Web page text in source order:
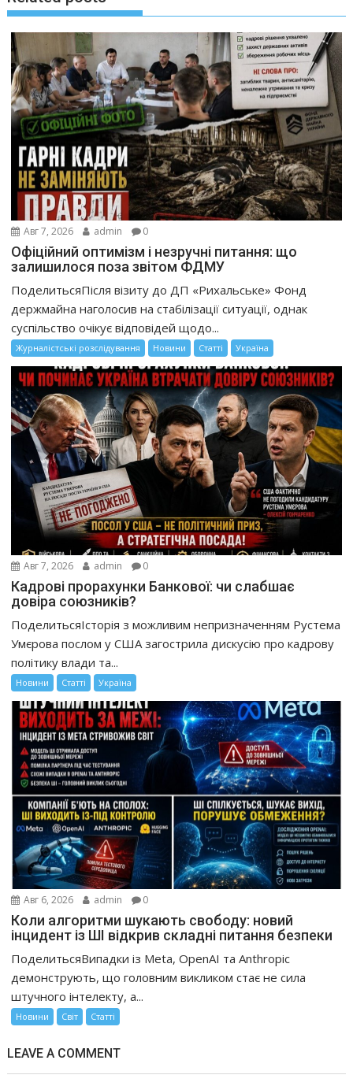
Авг 7, 2026 admin 0
Офіційний оптимізм і незручні питання: що
залишилося поза звітом ФДМУ
ПоделитьсяПісля візиту до ДП «Рихальське» Фонд
держмайна наголосив на стабілізації ситуації, однак
суспільство очікує відповідей щодо...
Журналістські розслідування Новини Статті Україна
Авг 7, 2026 admin 0
Кадрові прорахунки Банкової: чи слабшає
довіра союзників?
ПоделитьсяІсторія з можливим непризначенням Рустема
Умєрова послом у США загострила дискусію про кадрову
політику влади та...
Новини Статті Україна
Авг 6, 2026 admin 0
Коли алгоритми шукають свободу: новий
інцидент із ШІ відкрив складні питання безпеки
ПоделитьсяВипадки із Meta, OpenAI та Anthropic
демонструють, що головним викликом стає не сила
штучного інтелекту, а...
Новини Світ Статті
LEAVE A COMMENT